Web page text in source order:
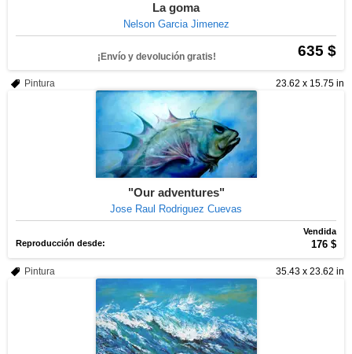
La goma
Nelson Garcia Jimenez
635 $
¡Envío y devolución gratis!
23.62 x 15.75 in
Pintura
"Our adventures"
Jose Raul Rodriguez Cuevas
Vendida
Reproducción desde:
176 $
35.43 x 23.62 in
Pintura